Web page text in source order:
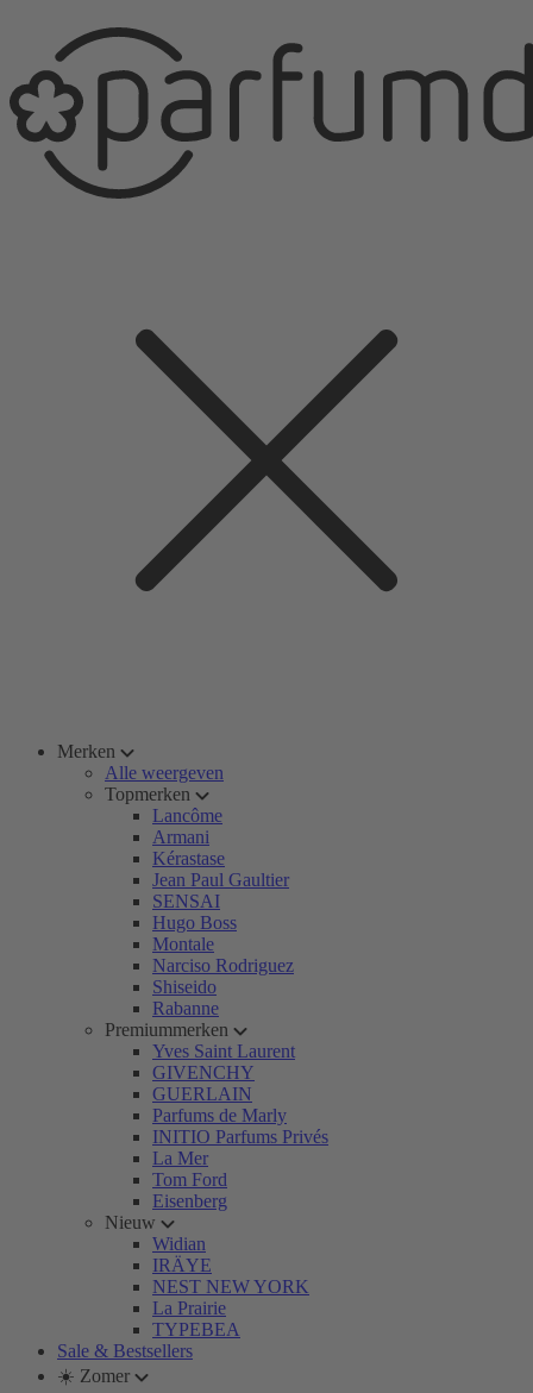
Merken
Alle weergeven
Topmerken
Lancôme
Armani
Kérastase
Jean Paul Gaultier
SENSAI
Hugo Boss
Montale
Narciso Rodriguez
Shiseido
Rabanne
Premiummerken
Yves Saint Laurent
GIVENCHY
GUERLAIN
Parfums de Marly
INITIO Parfums Privés
La Mer
Tom Ford
Eisenberg
Nieuw
Widian
IRÄYE
NEST NEW YORK
La Prairie
TYPEBEA
Sale & Bestsellers
☀️ Zomer